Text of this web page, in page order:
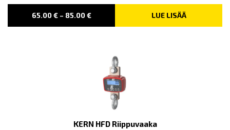
65.00€ – 85.00€PRICE
65.00 €
LUE LISÄÄ
KERN HFD Riippuvaaka